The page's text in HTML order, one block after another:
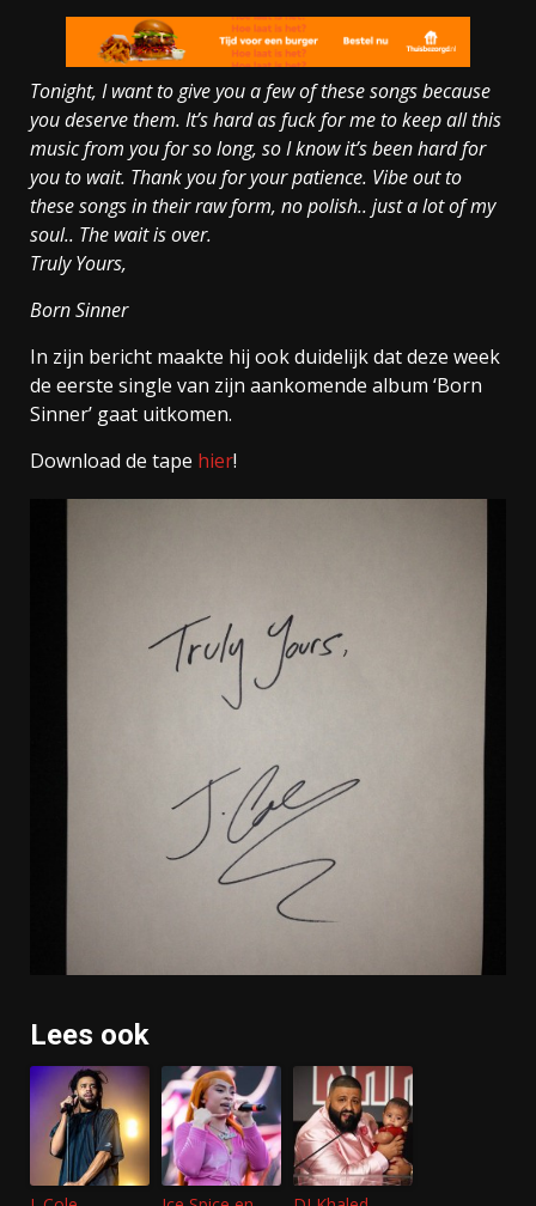
Tonight, I want to give you a few of these songs because
you deserve them. It’s hard as fuck for me to keep all this
music from you for so long, so I know it’s been hard for
you to wait. Thank you for your patience. Vibe out to
these songs in their raw form, no polish.. just a lot of my
soul.. The wait is over.
Truly Yours,
Born Sinner
In zijn bericht maakte hij ook duidelijk dat deze week
de eerste single van zijn aankomende album ‘Born
Sinner’ gaat uitkomen.
Download de tape hier!
Lees ook